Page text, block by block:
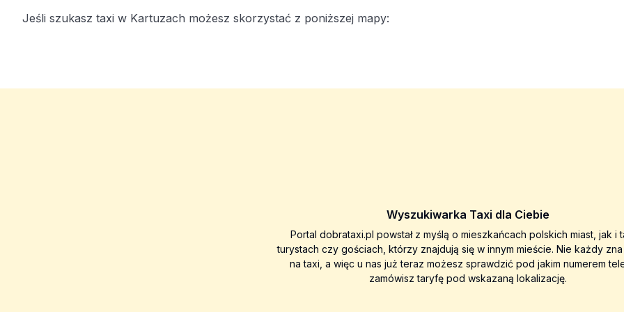
Jeśli szukasz taxi w Kartuzach możesz skorzystać z poniższej mapy:
Wyszukiwarka Taxi dla Ciebie
Portal dobrataxi.pl powstał z myślą o mieszkańcach polskich miast, jak i
turystach czy gościach, którzy znajdują się w innym mieście. Nie każdy
na taxi, a więc u nas już teraz możesz sprawdzić pod jakim numerem
zamówisz taryfę pod wskazaną lokalizację.